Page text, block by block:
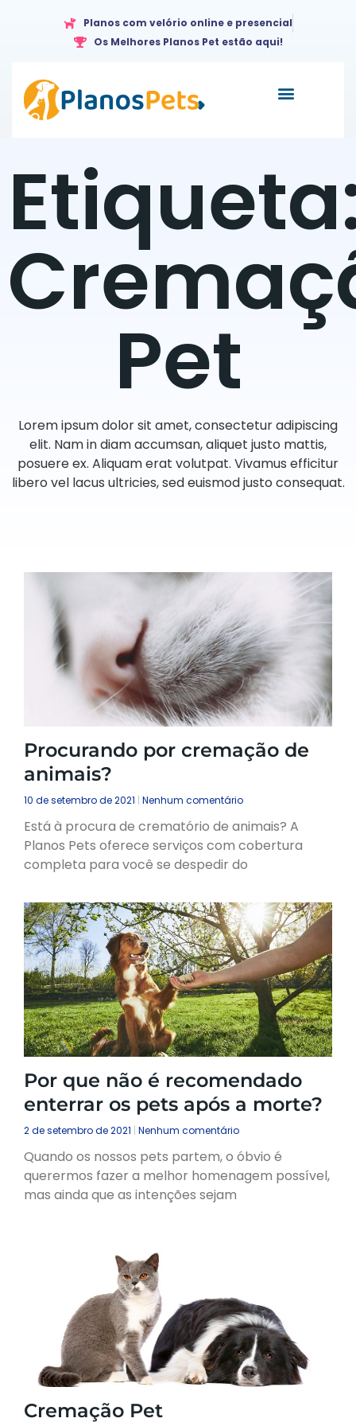
Planos com velório online e presencial
Os Melhores Planos Pet estão aqui!
Pet
Lorem ipsum dolor sit amet, consectetur adipiscing
elit. Nam in diam accumsan, aliquet justo mattis,
posuere ex. Aliquam erat volutpat. Vivamus efficitur
libero vel lacus ultricies, sed euismod justo consequat.
Procurando por cremação de
animais?
10 de setembro de 2021 Nenhum comentário
Está à procura de crematório de animais? A
Planos Pets oferece serviços com cobertura
completa para você se despedir do
Por que não é recomendado
enterrar os pets após a morte?
2 de setembro de 2021 Nenhum comentário
Quando os nossos pets partem, o óbvio é
querermos fazer a melhor homenagem possível,
mas ainda que as intenções sejam
Cremação Pet